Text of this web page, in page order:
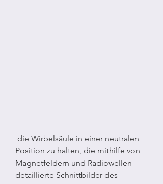
Position zu halten, die mithilfe von
Magnetfeldern und Radiowellen
detaillierte Schnittbilder des